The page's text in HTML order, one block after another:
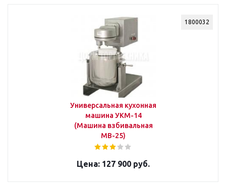
1800032
Универсальная кухонная
машина УКМ-14
(Машина взбивальная
МВ-25)
127 900 руб.